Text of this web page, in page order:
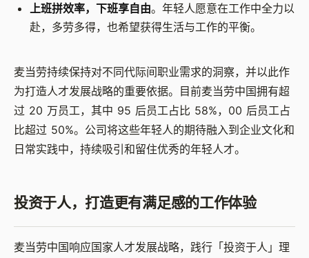
上班拼效率，下班享自由。年轻人愿意在工作中全力以
赴，多劳多得，也希望获得生活与工作的平衡。
麦当劳持续保持对不同代际间职业需求的洞察，并以此作
为打造人才发展战略的重要依据。目前麦当劳中国拥有超
过 20 万员工，其中 95 后员工占比 58%，00 后员工占
比超过 50%。公司将这些年轻人的期待融入到企业文化和
日常实践中，持续吸引和留住优秀的年轻人才。
投资于人，打造更有满足感的工作体验
麦当劳中国响应国家人才发展战略，践行「投资于人」理